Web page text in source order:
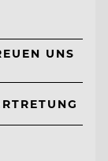
UNS